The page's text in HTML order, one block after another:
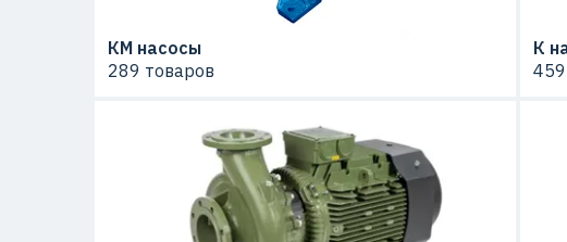
КМ насосы
289 товаров
К